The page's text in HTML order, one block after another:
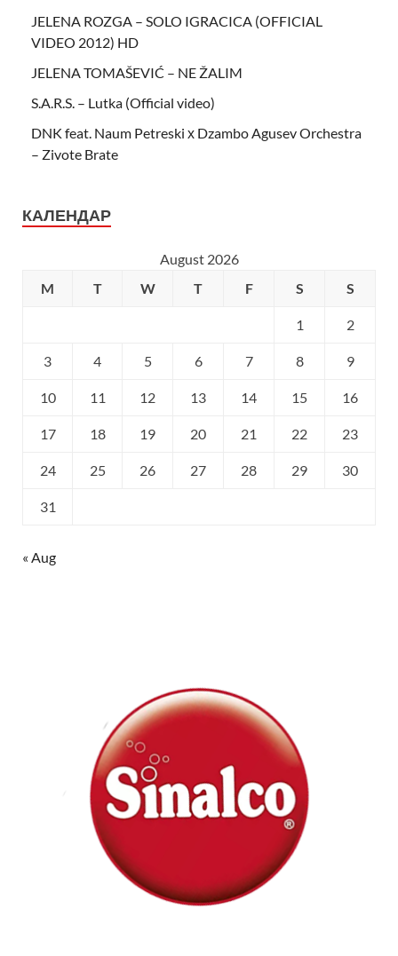
JELENA ROZGA – SOLO IGRACICA (OFFICIAL
VIDEO 2012) HD
JELENA TOMAŠEVIĆ – NE ŽALIM
S.A.R.S. – Lutka (Official video)
DNK feat. Naum Petreski х Dzambo Agusev Orchestra
– Zivote Brate
КАЛЕНДАР
August 2026
M
T W T F S S
1 2
3 4 5 6 7 8 9
10 11 12 13 14 15 16
17 18 19 20 21 22 23
24 25 26 27 28 29 30
31
« Aug